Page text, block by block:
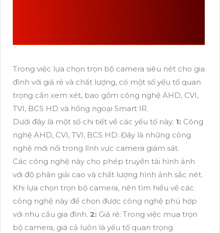
Trong việc lựa chọn trọn bộ camera siêu nét cho gia
đình với giá rẻ và chất lượng, có một số yếu tố quan
trọng cần xem xét, bao gồm công nghệ AHD, CVI,
TVI, BCS HD và hồng ngoại Smart IR.
Dưới đây là một số chi tiết về các yếu tố này: 1: Công
nghệ AHD, CVI, TVI, BCS HD: Đây là những công
nghệ mới nổi trong lĩnh vực camera giám sát.
Các công nghệ này cho phép truyền tải hình ảnh
với độ phân giải cao và chất lượng hình ảnh sắc nét.
Khi lựa chọn trọn bộ camera, nên tìm hiểu về các
công nghệ này để chọn được công nghệ phù hợp
với nhu cầu gia đình. 2: Giá rẻ: Trong việc mua trọn
bộ camera, giá cả luôn là yếu tố quan trọng.